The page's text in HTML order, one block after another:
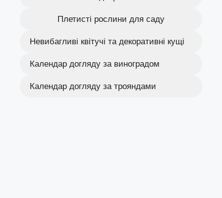
Плетисті рослини для саду
Невибагливі квітучі та декоративні кущі
Календар догляду за виноградом
Календар догляду за трояндами